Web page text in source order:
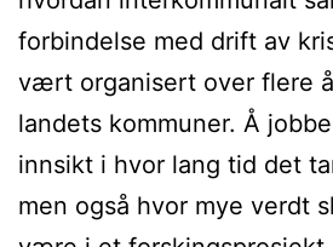
forbindelse med drift av
vært organisert over flere
landets kommuner. Å
innsikt i hvor lang tid det
men også hvor mye verdt